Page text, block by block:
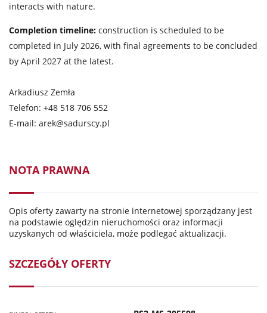
interacts with nature.
Completion timeline: construction is scheduled to be
completed in July 2026, with final agreements to be concluded
by April 2027 at the latest.
Arkadiusz Zemła
Telefon: +48 518 706 552
E-mail: arek@sadurscy.pl
NOTA PRAWNA
Opis oferty zawarty na stronie internetowej sporządzany jest
na podstawie oględzin nieruchomości oraz informacji
uzyskanych od właściciela, może podlegać aktualizacji.
SZCZEGÓŁY OFERTY